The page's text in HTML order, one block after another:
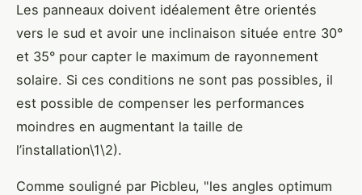
Les panneaux doivent idéalement être orientés
vers le sud et avoir une inclinaison située entre 30°
et 35° pour capter le maximum de rayonnement
solaire. Si ces conditions ne sont pas possibles, il
est possible de compenser les performances
moindres en augmentant la taille de
l’installation\1\2).
Comme souligné par Picbleu, "les angles optimum